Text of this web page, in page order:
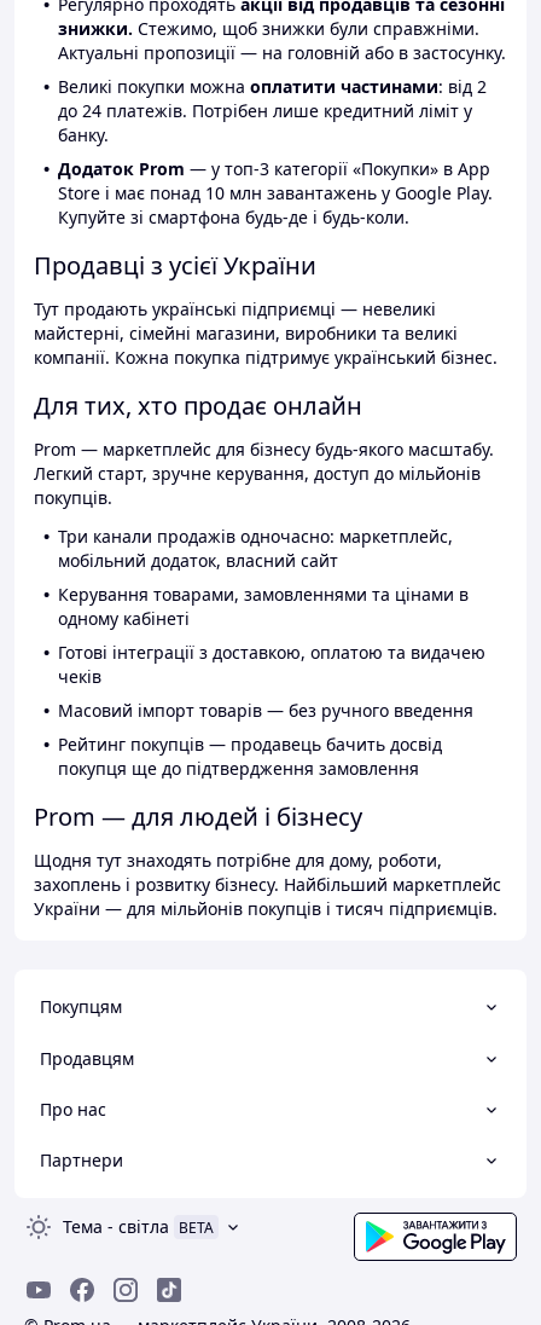
знижки. Стежимо, щоб знижки були справжніми.
Актуальні пропозиції — на головній або в застосунку.
Великі покупки можна оплатити частинами: від 2
до 24 платежів. Потрібен лише кредитний ліміт у
банку.
Додаток Prom — у топ-3 категорії «Покупки» в App
Store і має понад 10 млн завантажень у Google Play.
Купуйте зі смартфона будь-де і будь-коли.
Продавці з усієї України
Тут продають українські підприємці — невеликі
майстерні, сімейні магазини, виробники та великі
компанії. Кожна покупка підтримує український бізнес.
Для тих, хто продає онлайн
Prom — маркетплейс для бізнесу будь-якого масштабу.
Легкий старт, зручне керування, доступ до мільйонів
покупців.
Три канали продажів одночасно: маркетплейс,
мобільний додаток, власний сайт
Керування товарами, замовленнями та цінами в
одному кабінеті
Готові інтеграції з доставкою, оплатою та видачею
чеків
Масовий імпорт товарів — без ручного введення
Рейтинг покупців — продавець бачить досвід
покупця ще до підтвердження замовлення
Prom — для людей і бізнесу
Щодня тут знаходять потрібне для дому, роботи,
захоплень і розвитку бізнесу. Найбільший маркетплейс
України — для мільйонів покупців і тисяч підприємців.
Покупцям
Продавцям
Про нас
Партнери
Тема - світла BETA